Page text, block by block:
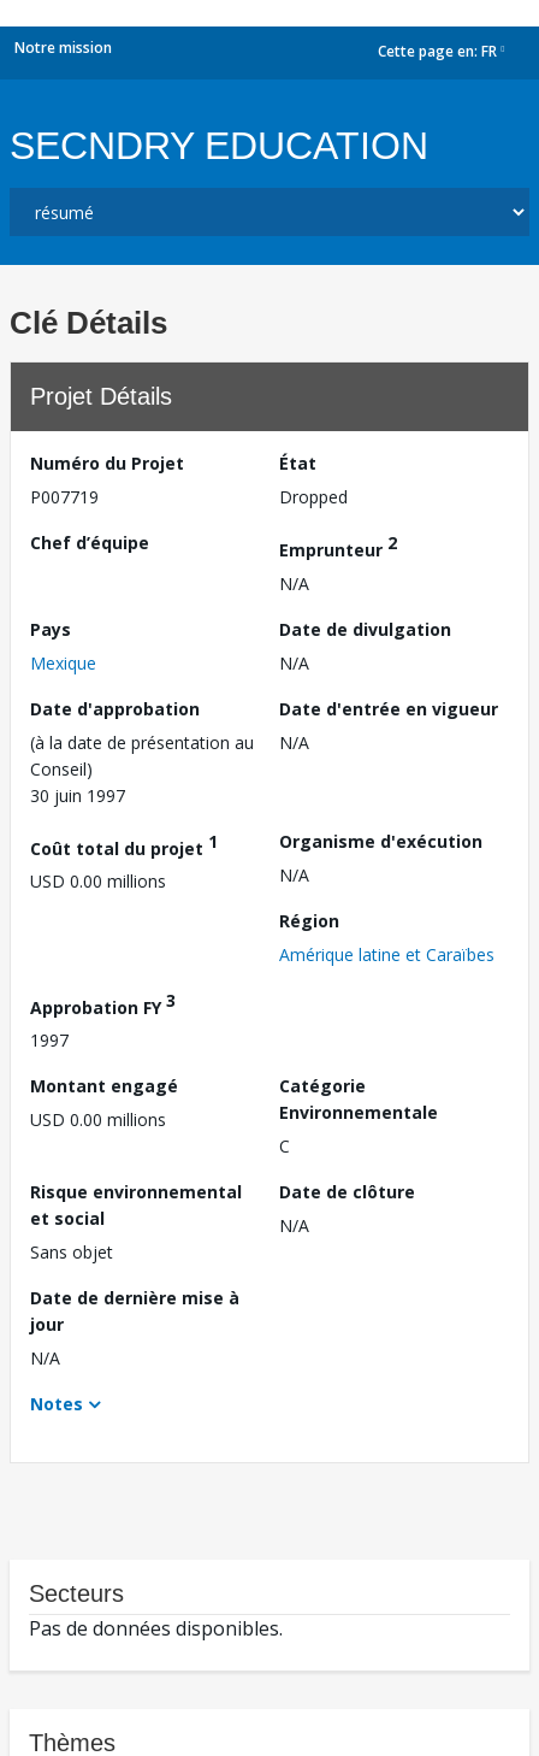
Notre mission Cette page en: FR
SECNDRY EDUCATION
Clé Détails
Projet Détails
Numéro du Projet
P007719
État
Dropped
Chef d’équipe
Emprunteur 2
N/A
Pays
Mexique
Date de divulgation
N/A
Date d'approbation
(à la date de présentation au
Conseil)
30 juin 1997
Date d'entrée en vigueur
N/A
Coût total du projet 1
USD 0.00 millions
Organisme d'exécution
N/A
Région
Amérique latine et Caraïbes
Approbation FY3
1997
Montant engagé
USD 0.00 millions
Catégorie
Environnementale
C
Risque environnemental
et social
Sans objet
Date de clôture
N/A
Date de dernière mise à
jour
N/A
Notes
Secteurs
Pas de données disponibles.
Thèmes